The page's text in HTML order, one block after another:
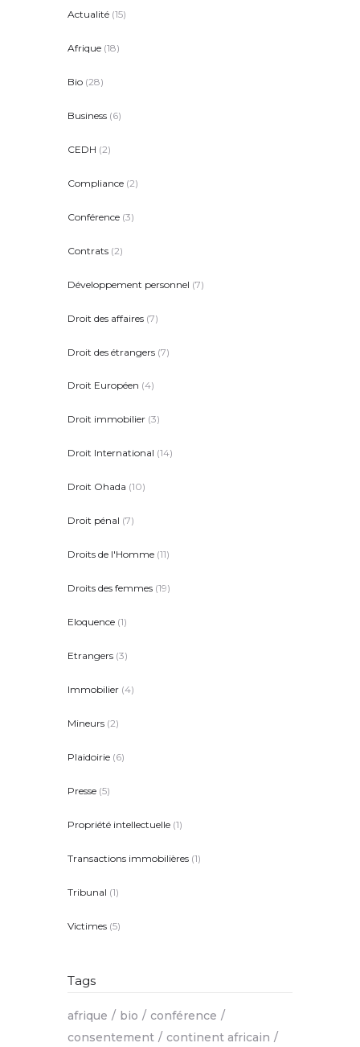
Actualité (15)
Afrique (18)
Bio (28)
Business (6)
CEDH (2)
Compliance (2)
Conférence (3)
Contrats (2)
Développement personnel (7)
Droit des affaires (7)
Droit des étrangers (7)
Droit Européen (4)
Droit immobilier (3)
Droit International (14)
Droit Ohada (10)
Droit pénal (7)
Droits de l'Homme (11)
Droits des femmes (19)
Eloquence (1)
Etrangers (3)
Immobilier (4)
Mineurs (2)
Plaidoirie (6)
Presse (5)
Propriété intellectuelle (1)
Transactions immobilières (1)
Tribunal (1)
Victimes (5)
Tags
afrique bio
conférence
consentement
continent africain